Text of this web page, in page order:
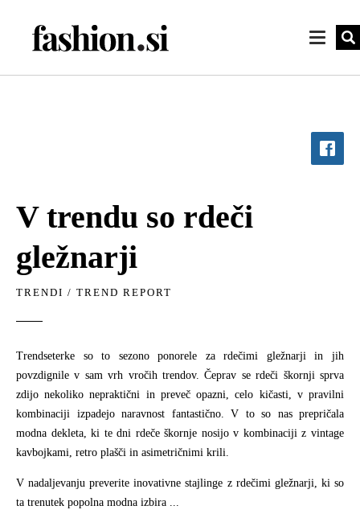
V trendu so rdeči
gležnarji
TRENDI / TREND REPORT
Trendseterke so to sezono ponorele za rdečimi gležnarji in jih
povzdignile v sam vrh vročih trendov. Čeprav se rdeči škornji sprva
zdijo nekoliko nepraktični in preveč opazni, celo kičasti, v pravilni
kombinaciji izpadejo naravnost fantastično. V to so nas prepričala
modna dekleta, ki te dni rdeče škornje nosijo v kombinaciji z vintage
kavbojkami, retro plašči in asimetričnimi krili.
V nadaljevanju preverite inovativne stajlinge z rdečimi gležnarji, ki so
ta trenutek popolna modna izbira ...